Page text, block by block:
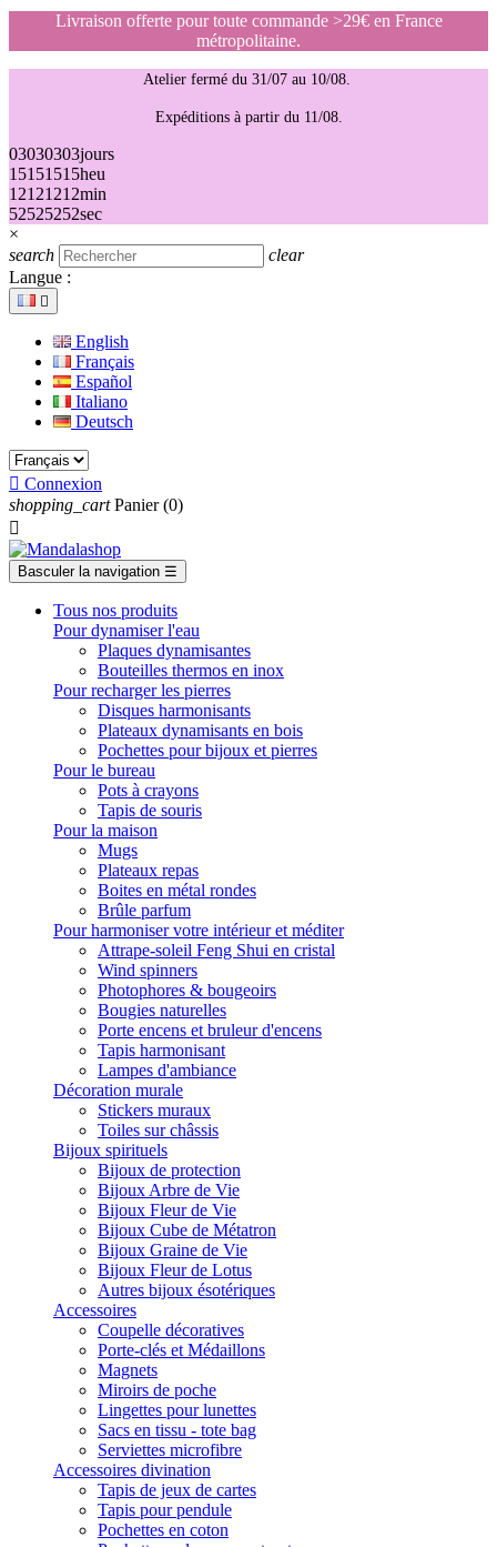
Livraison offerte pour toute commande >29€ en France
métropolitaine.
Atelier fermé du 31/07 au 10/08.
Expéditions à partir du 11/08.
03030303jours
15151515heu
12121212min
52525252sec
×
search
clear
Langue :

English
Français
Español
Italiano
Deutsch
 Connexion
shopping_cart Panier (0)

Basculer la navigation ☰
Tous nos produits
Pour dynamiser l'eau
Plaques dynamisantes
Bouteilles thermos en inox
Pour recharger les pierres
Disques harmonisants
Plateaux dynamisants en bois
Pochettes pour bijoux et pierres
Pour le bureau
Pots à crayons
Tapis de souris
Pour la maison
Mugs
Plateaux repas
Boites en métal rondes
Brûle parfum
Pour harmoniser votre intérieur et méditer
Attrape-soleil Feng Shui en cristal
Wind spinners
Photophores & bougeoirs
Bougies naturelles
Porte encens et bruleur d'encens
Tapis harmonisant
Lampes d'ambiance
Décoration murale
Stickers muraux
Toiles sur châssis
Bijoux spirituels
Bijoux de protection
Bijoux Arbre de Vie
Bijoux Fleur de Vie
Bijoux Cube de Métatron
Bijoux Graine de Vie
Bijoux Fleur de Lotus
Autres bijoux ésotériques
Accessoires
Coupelle décoratives
Porte-clés et Médaillons
Magnets
Miroirs de poche
Lingettes pour lunettes
Sacs en tissu - tote bag
Serviettes microfibre
Accessoires divination
Tapis de jeux de cartes
Tapis pour pendule
Pochettes en coton